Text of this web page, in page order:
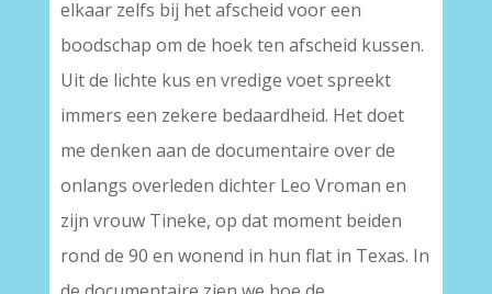
elkaar zelfs bij het afscheid voor een
boodschap om de hoek ten afscheid kussen.
Uit de lichte kus en vredige voet spreekt
immers een zekere bedaardheid. Het doet
me denken aan de documentaire over de
onlangs overleden dichter Leo Vroman en
zijn vrouw Tineke, op dat moment beiden
rond de 90 en wonend in hun flat in Texas. In